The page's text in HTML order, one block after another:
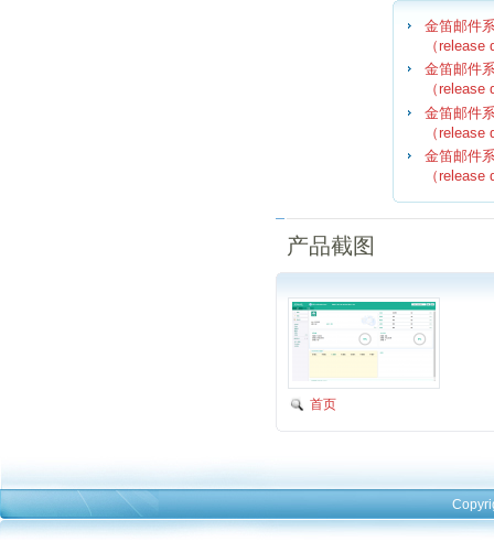
金笛邮件
（
金笛邮件
（
金笛邮件
（
金笛邮件
（release
产品截图
首页